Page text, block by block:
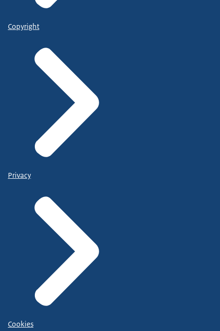
Copyright
Privacy
Cookies